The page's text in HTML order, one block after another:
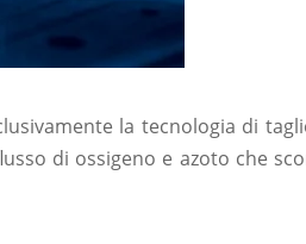
la tecnologia di
di ossigeno e azoto che